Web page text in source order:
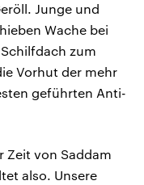
Junge und
Wache bei
zum
Vorhut der mehr
geführten Anti-
Zeit von Saddam
also. Unsere